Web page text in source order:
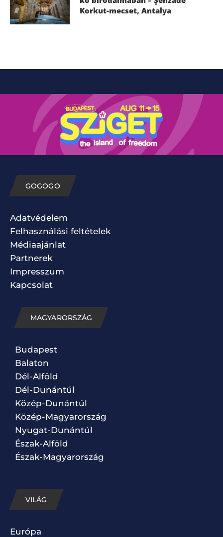
Korkut-mecset, Antalya
GOGOGO
Adatvédelem
Felhasználási feltételek
Médiaajánlat
Partnerek
Impresszum
Kapcsolat
MAGYARORSZÁG
Budapest
Balaton
Dél-Alföld
Dél-Dunántúl
Közép-Dunántúl
Közép-Magyarország
Nyugat-Dunántúl
Észak-Alföld
Észak-Magyarország
VILÁG
Európa